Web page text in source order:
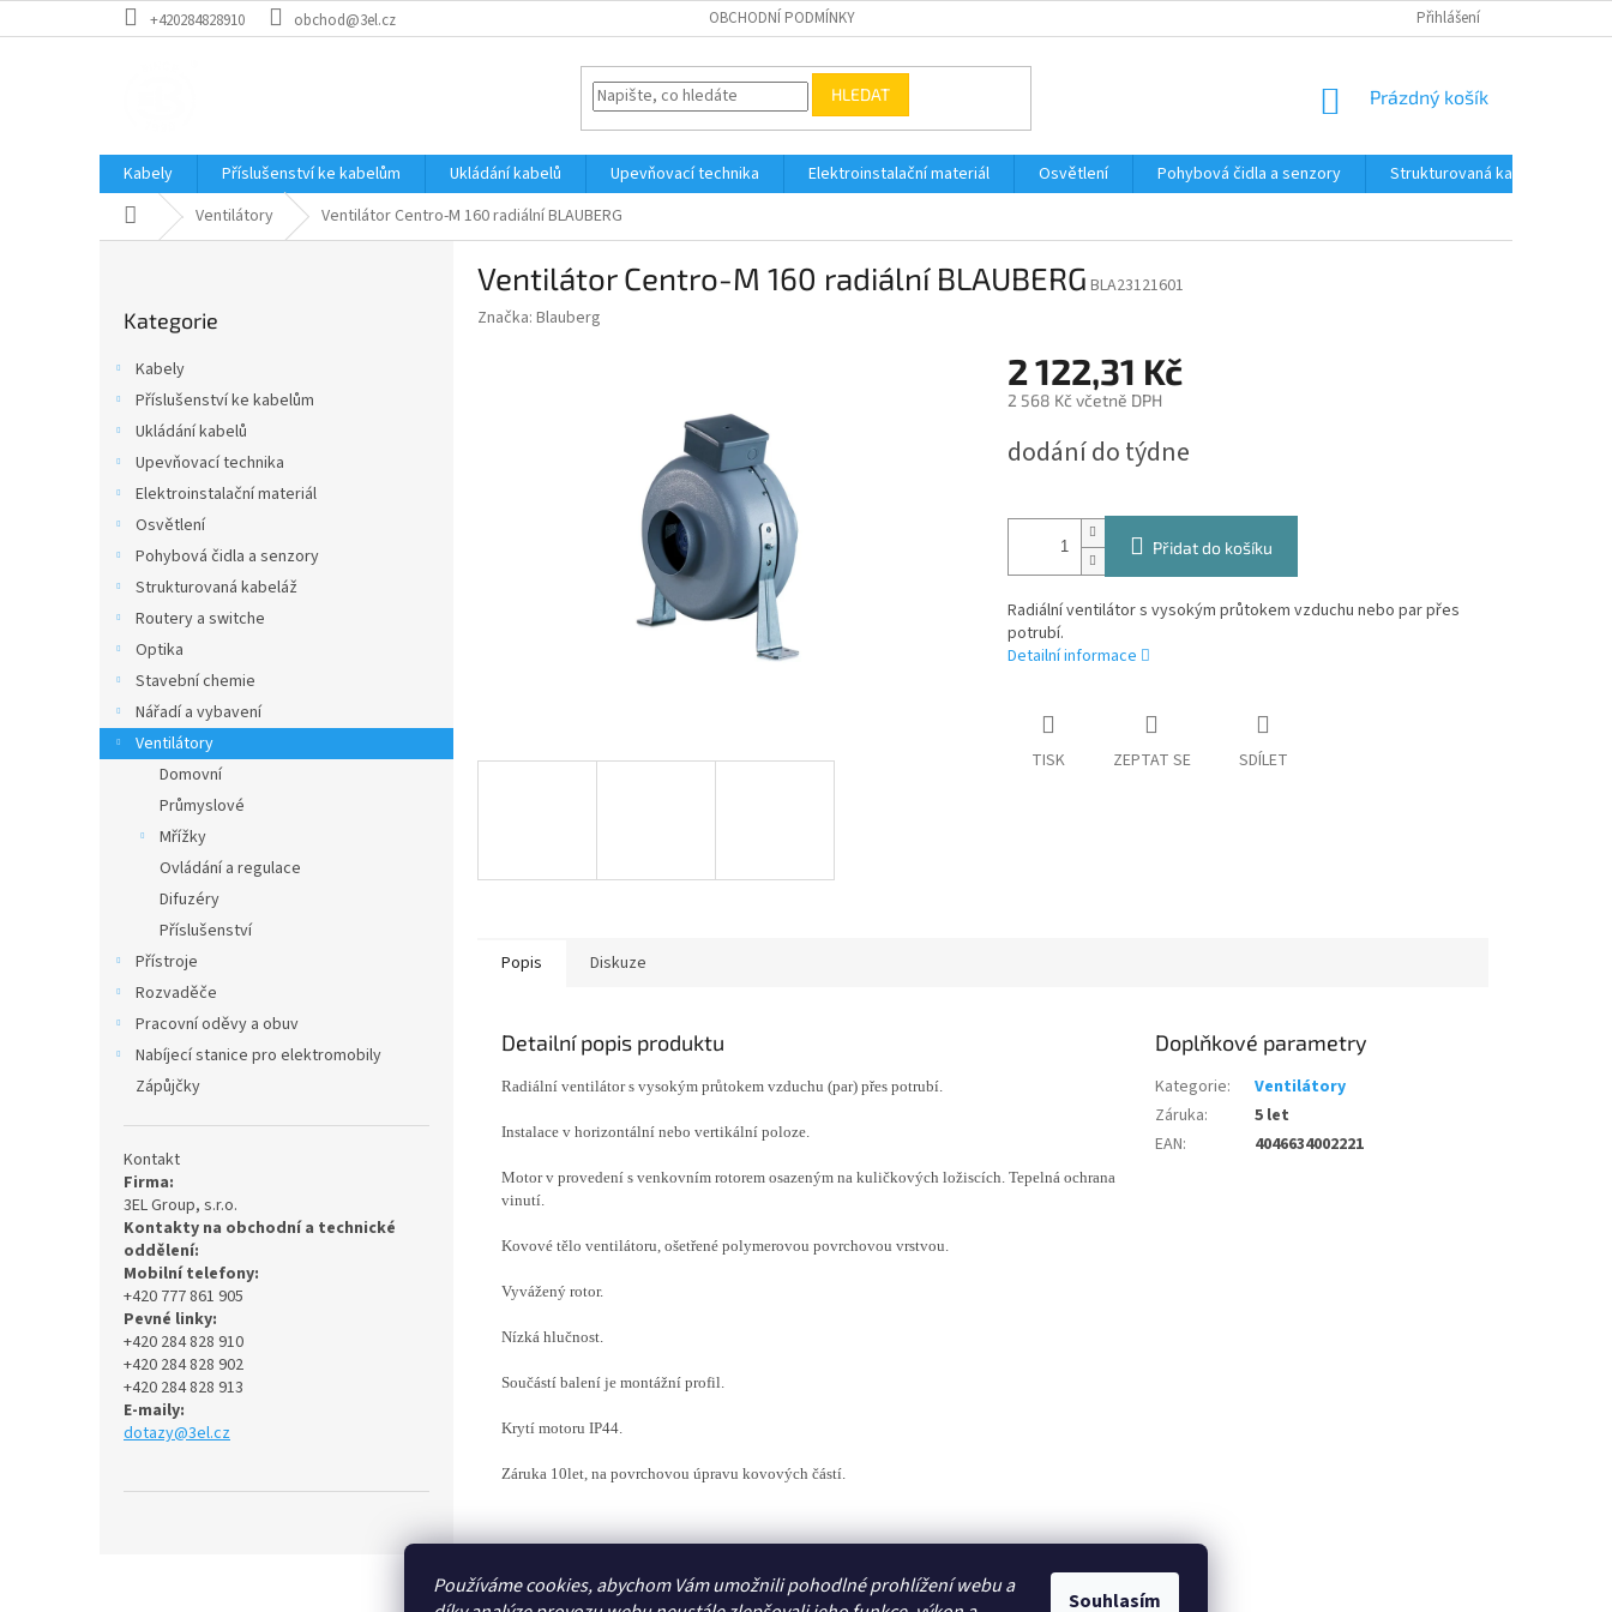
Používáme cookies, abychom Vám umožnili pohodlné prohlížení webu a
Souhlasím
na
+420284828910 obchod@3el.cz OBCHODNÍ PODMÍNKY Přihlášení
HLEDAT
NÁKUPNÍ
Prázdný košík
Kabely Příslušenství ke kabelům Ukládání kabelů Upevňovací technika Elektroinstalační materiál Osvětlení Pohybová čidla a senzory Strukturovaná kabeláž
Domů Ventilátory Ventilátor Centro-M 160 radiální BLAUBERG
kategorie
Kategorie
Kabely
Příslušenství ke kabelům
Ukládání kabelů
Upevňovací technika
Elektroinstalační materiál
Osvětlení
Pohybová čidla a senzory
Strukturovaná kabeláž
Routery a switche
Optika
Stavební chemie
Nářadí a vybavení
Ventilátory
Domovní
Průmyslové
Mřížky
Ovládání a regulace
Difuzéry
Příslušenství
Přístroje
Rozvaděče
Pracovní oděvy a obuv
Nabíjecí stanice pro elektromobily
Zápůjčky
Kontakt
Firma:
3EL Group, s.r.o.
Kontakty na obchodní a technické
oddělení:
Mobilní telefony:
+420 777 861 905
Pevné linky:
+420 284 828 910
+420 284 828 902
+420 284 828 913
E-maily:
dotazy@3el.cz
Ventilátor Centro-M 160 radiální BLAUBERG BLA23121601
Značka: Blauberg
2 122,31 Kč
2 568 Kč včetně DPH
cena:
dodání do týdne
Přidat do košíku
Radiální ventilátor s vysokým průtokem vzduchu nebo par přes
potrubí.
Detailní informace
TISK ZEPTAT SE SDÍLET
Popis Diskuze
Detailní popis produktu
Radiální ventilátor s vysokým průtokem vzduchu (par) přes potrubí.
Instalace v horizontální nebo vertikální poloze.
Motor v provedení s venkovním rotorem osazeným na kuličkových ložiscích. Tepelná ochrana
vinutí.
Kovové tělo ventilátoru, ošetřené polymerovou povrchovou vrstvou.
Vyvážený rotor.
Nízká hlučnost.
Součástí balení je montážní profil.
Krytí motoru IP44.
Záruka 10let, na povrchovou úpravu kovových částí.
Doplňkové parametry
Kategorie:
Ventilátory
Záruka:
5 let
EAN: 4046634002221
Zboží.cz